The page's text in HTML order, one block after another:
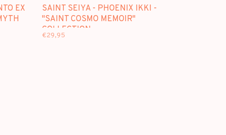
EX
SAINT SEIYA - PHOENIX IKKI -
"SAINT COSMO MEMOIR"
COLLECTION
€29,95